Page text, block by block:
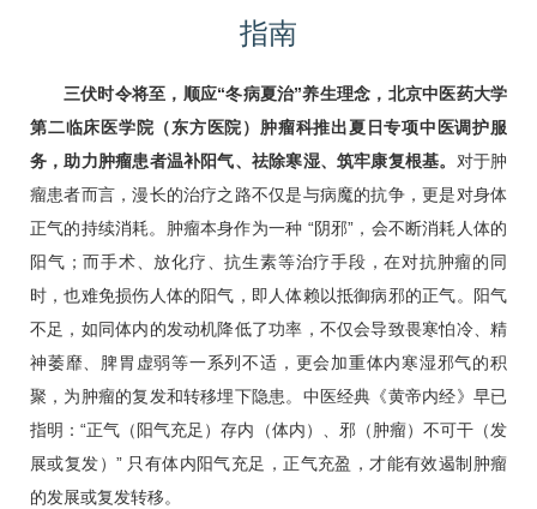
指南
三伏时令将至，顺应“冬病夏治”养生理念，北京中医药大学
第二临床医学院（东方医院） 肿瘤科推出夏日专项中医调护服
务，助力肿瘤患者温补阳气、祛除寒湿、筑牢康复根基。 对于肿
瘤患者而言，漫长的治疗之路不仅是与病魔的抗争，更是对身体
正气的持续消耗。肿瘤本身作为一种 “阴邪”，会不断消耗人体的
阳气；而手术、放化疗、抗生素等治疗手段，在对抗肿瘤的同
时，也难免损伤人体的阳气，即人体赖以抵御病邪的正气。阳气
不足，如同体内的发动机降低了功率，不仅会导致畏寒怕冷、精
神萎靡、脾胃虚弱等一系列不适，更会加重体内寒湿邪气的积
聚，为肿瘤的复发和转移埋下隐患。中医经典《黄帝内经》早已
指明：“正气（阳气充足）存内（体内）、邪（肿瘤）不可干（发
展或复发）” 只有体内阳气充足，正气充盈，才能有效遏制肿瘤
的发展或复发转移。